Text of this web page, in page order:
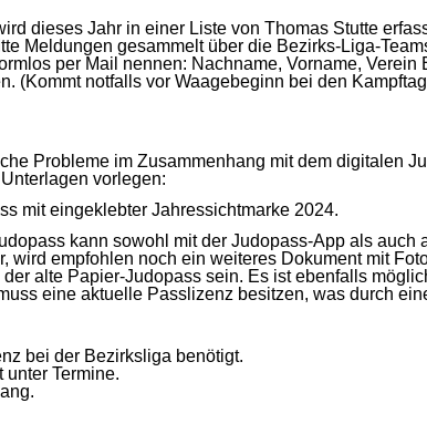
dieses Jahr in einer Liste von Thomas Stutte
Meldungen gesammelt über die Bezirks-Liga-
per Mail nennen: Nachname, Vorname,
(Kommt notfalls vor Waagebeginn bei den
Probleme im Zusammenhang mit dem digitalen
vorlegen:
mit eingeklebter Jahressichtmarke 2024.
kann sowohl mit der Judopass-App als
wird empfohlen noch ein weiteres Dokument mit
alte Papier-Judopass sein. Es ist ebenfalls
eine aktuelle Passlizenz besitzen, was durch
bei der Bezirksliga benötigt.
Termine.